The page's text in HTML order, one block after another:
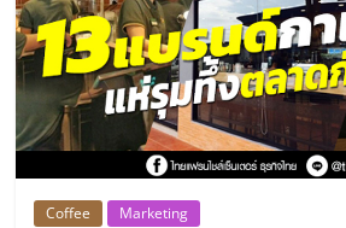
SMEs,
แฟ
รน
ที่
ปรึกษา
Coffee Marketing